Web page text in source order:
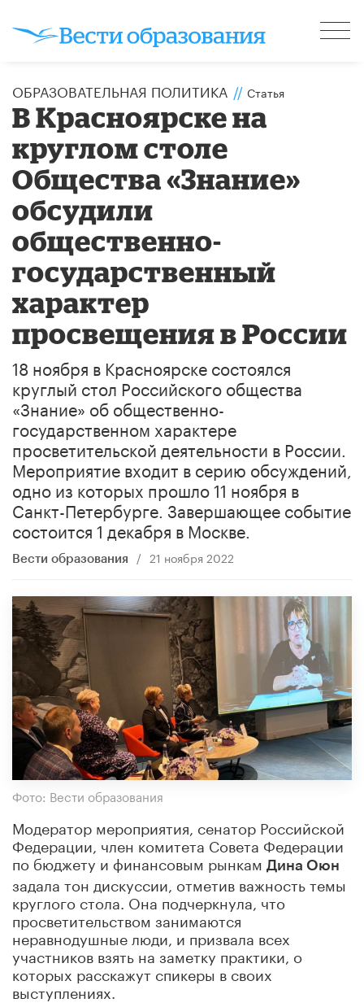
ОБРАЗОВАТЕЛЬНАЯ ПОЛИТИКА // Статья
В Красноярске на
круглом столе
Общества «Знание»
обсудили
общественно-
государственный
характер
просвещения в России
18 ноября в Красноярске состоялся
круглый стол Российского общества
«Знание» об общественно-
государственном характере
просветительской деятельности в России.
Мероприятие входит в серию обсуждений,
одно из которых прошло 11 ноября в
Санкт-Петербурге. Завершающее событие
состоится 1 декабря в Москве.
Вести образования / 21 ноября 2022
Фото: Вести образования
Модератор мероприятия, сенатор Российской
Федерации, член комитета Совета Федерации
по бюджету и финансовым рынкам Дина Оюн
задала тон дискуссии, отметив важность темы
круглого стола. Она подчеркнула, что
просветительством занимаются
неравнодушные люди, и призвала всех
участников взять на заметку практики, о
которых расскажут спикеры в своих
выступлениях.